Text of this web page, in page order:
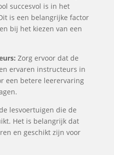
succesvol is in het
is een belangrijke factor
bij het kiezen van een
Zorg ervoor dat de
ervaren instructeurs in
een betere leerervaring
lesvoertuigen die de
Het is belangrijk dat
en geschikt zijn voor